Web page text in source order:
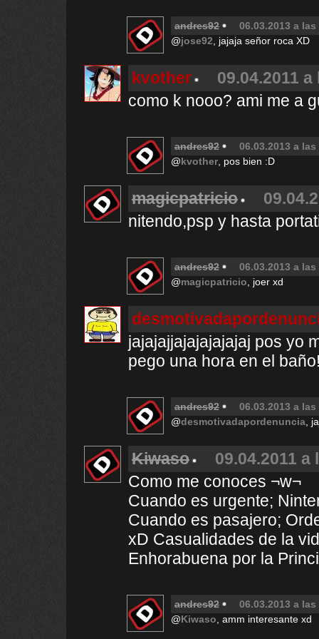
andres92
06.03.2013 a las
@jose92 , jajaja señor roca XD
kvother
09.04.2011
como k nooo? ami me a
andres92
06.03.2013 a las
@kvother , pos bien :D
magicpatricio
nitendo,psp y hasta
andres92
06.03.2013 a las
@magicpatricio , joer xd
jajajajjajajajajajaj pos yo
pego una hora en el
andres92
06.03.2013 a las
@desmotivadapordenuncia ,
Kiwaso
09.04.2011 a
Como me conoces ¬w¬
Cuando es urgente;
Cuando es pasajero;
xD Casualidades de la
Enhorabuena por la
andres92
06.03.2013 a las
@Kiwaso , amm interesante xd